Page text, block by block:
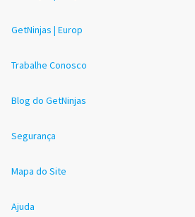
GetNinjas | Europ
Trabalhe Conosco
Blog do GetNinjas
Segurança
Mapa do Site
Ajuda